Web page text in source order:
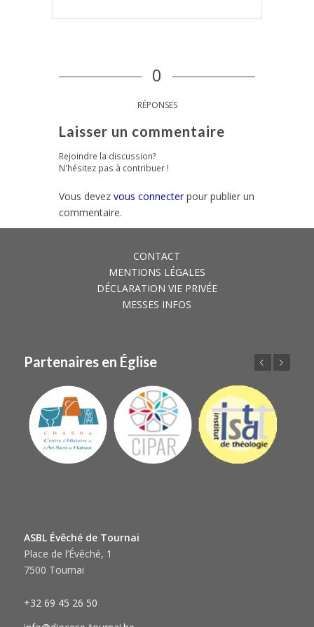
0
RÉPONSES
Laisser un commentaire
Rejoindre la discussion?
N'hésitez pas à contribuer !
Vous devez vous connecterpour publier un
commentaire.
CONTACT
MENTIONS LÉGALES
DÉCLARATION VIE PRIVÉE
MESSES INFOS
Partenaires en Église
ASBL Évêché de Tournai
Place de l’Évêché, 1
7500 Tournai
+32 69 45 26 50